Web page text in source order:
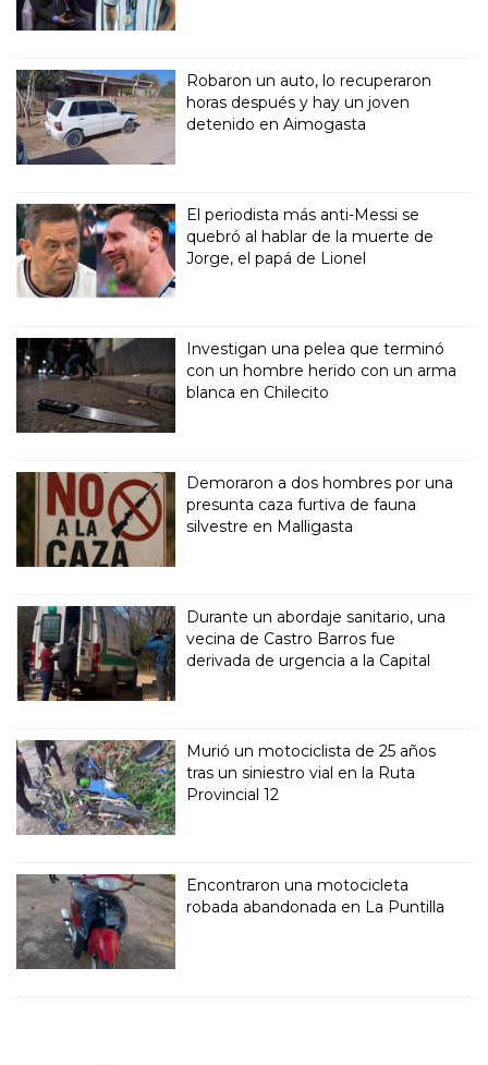
Robaron un auto, lo recuperaron
horas después y hay un joven
detenido en Aimogasta
El periodista más anti-Messi se
quebró al hablar de la muerte de
Jorge, el papá de Lionel
Investigan una pelea que terminó
con un hombre herido con un arma
blanca en Chilecito
Demoraron a dos hombres por una
presunta caza furtiva de fauna
silvestre en Malligasta
Durante un abordaje sanitario, una
vecina de Castro Barros fue
derivada de urgencia a la Capital
Murió un motociclista de 25 años
tras un siniestro vial en la Ruta
Provincial 12
Encontraron una motocicleta
robada abandonada en La Puntilla